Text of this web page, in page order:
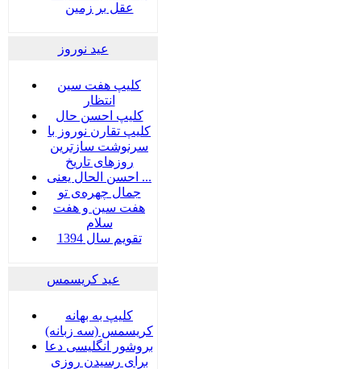
عقل بر زمین
عید نوروز
کلیپ هفت سین
انتظار
کلیپ احسن حال
کلیپ تقارن نوروز با
سرنوشت سازترین
روزهای تاریخ
احسن الحال یعنی ...
جمال چهره‌ی تو
هفت سين و هفت
سلام
تقویم سال 1394
عید کریسمس
کلیپ به بهانه
کریسمس (سه زبانه)
بروشور انگلیسی دعا
برای رسیدن روزی